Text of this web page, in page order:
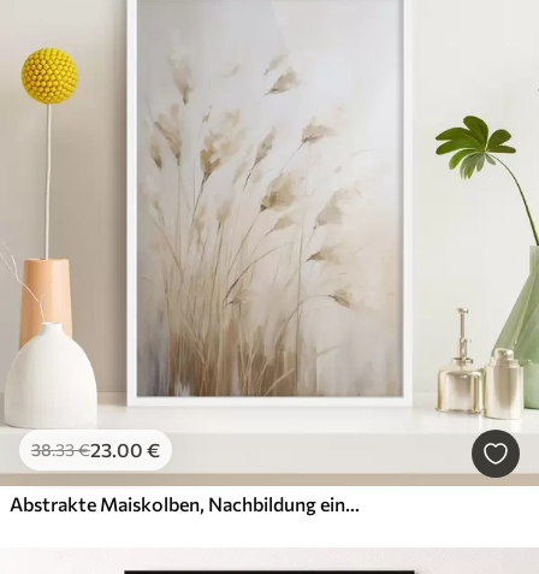
38.33€23.00 €
Abstrakte Maiskolben, Nachbildung eines Gemäldes